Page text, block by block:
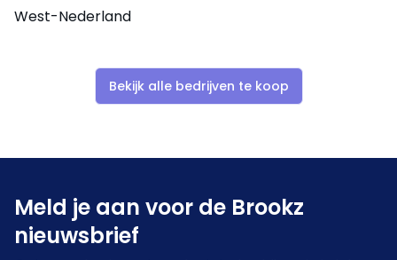
West-Nederland
Bekijk alle bedrijven te koop
Meld je aan voor de Brookz
nieuwsbrief